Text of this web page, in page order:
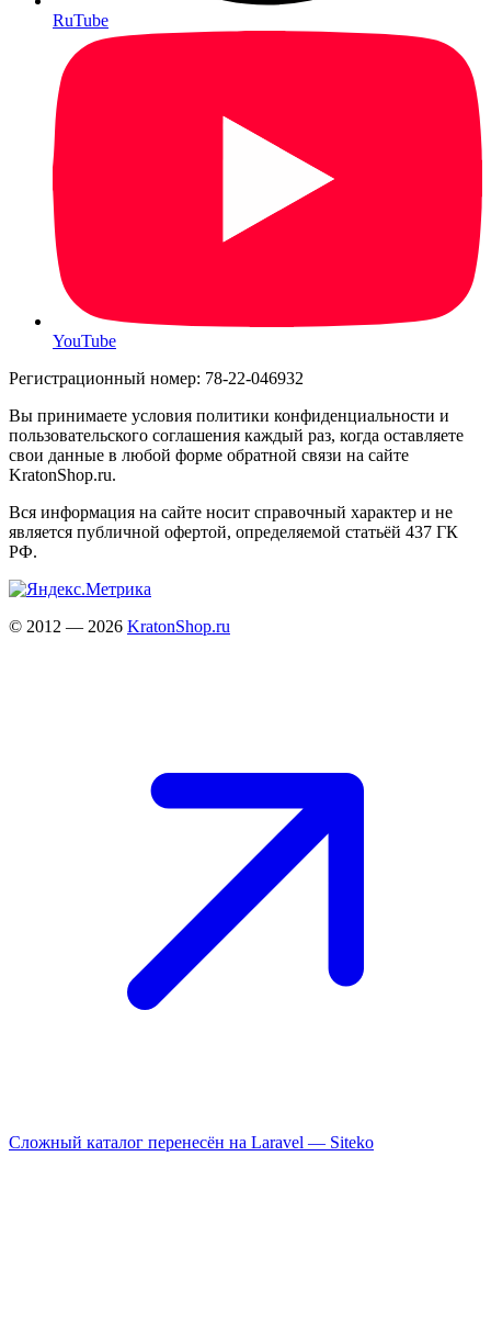
RuTube
YouTube
Регистрационный номер: 78-22-046932
Вы принимаете условия политики конфиденциальности и
пользовательского соглашения каждый раз, когда оставляете
свои данные в любой форме обратной связи на сайте
KratonShop.ru.
Вся информация на сайте носит справочный характер и не
является публичной офертой, определяемой статьёй 437 ГК
РФ.
© 2012 — 2026 KratonShop.ru
Сложный каталог перенесён на Laravel — Siteko